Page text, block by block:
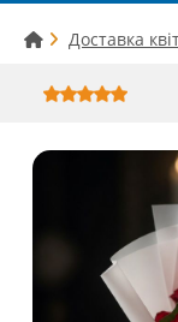
Доставка